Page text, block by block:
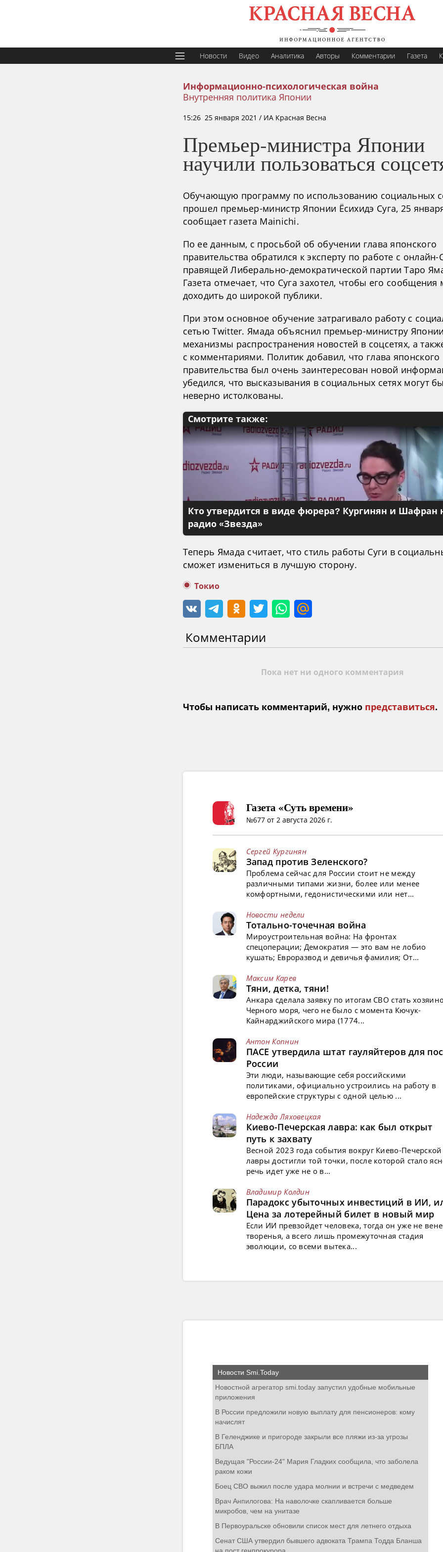
Новости Видео Аналитика Авторы Комментарии Газета
Информационно-психологическая война
Внутренняя политика Японии
15:26 25 января 2021 / ИА Красная Весна
Премьер-министра Японии
научили пользоваться
Обучающую программу по использованию социальных
прошел премьер-министр Японии Ёсихидэ Суга, 25
сообщает газета Mainichi.
По ее данным, с просьбой об обучении глава японского
правительства обратился к эксперту по работе с
правящей Либерально-демократической партии Таро
Газета отмечает, что Суга захотел, чтобы его сообщения
доходить до широкой публики.
При этом основное обучение затрагивало работу с
сетью Twitter. Ямада объяснил премьер-министру Японии
механизмы распространения новостей в соцсетях, а
с комментариями. Политик добавил, что глава японского
правительства был очень заинтересован новой
убедился, что высказывания в социальных сетях могут
неверно истолкованы.
Смотрите также:
Кто утвердится в виде фюрера? Кургинян и Шафран
радио «Звезда»
Теперь Ямада считает, что стиль работы Суги в
сможет измениться в лучшую сторону.
Токио
Комментарии
Пока нет ни одного комментария
Чтобы написать комментарий, нужно представиться.
Газета «Суть времени»
№677 от 2 августа 2026 г.
Сергей Кургинян
Запад против Зеленского?
Проблема сейчас для России стоит не между
различными типами жизни, более или менее
комфортными, гедонистическими или нет...
Новости недели
Тотально-точечная война
Мироустроительная война: На фронтах
спецоперации; Демократия — это вам не лобио
кушать; Евроразвод и девичья фамилия; От...
Максим Карев
Тяни, детка, тяни!
Анкара сделала заявку по итогам СВО стать
Черного моря, чего не было с момента Кючук-
Кайнарджийского мира (1774...
Антон Копнин
ПАСЕ утвердила штат гауляйтеров для
России
Эти люди, называющие себя российскими
политиками, официально устроились на работу в
европейские структуры с одной целью ...
Надежда Ляховецкая
Киево-Печерская лавра: как был открыт
путь к захвату
Весной 2023 года события вокруг Киево-Печерской
лавры достигли той точки, после которой стало
речь идет уже не о в...
Владимир Колдин
Парадокс убыточных инвестиций в ИИ,
Цена за лотерейный билет в новый мир
Если ИИ превзойдет человека, тогда он уже не
творенья, а всего лишь промежуточная стадия
эволюции, со всеми вытека...